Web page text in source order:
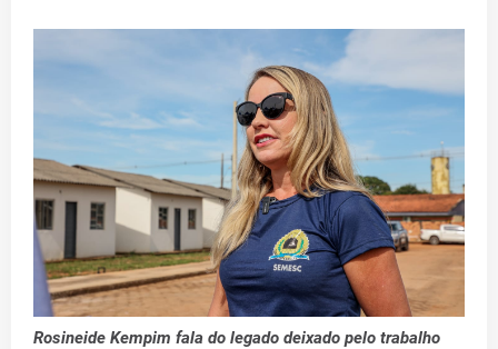
Rosineide Kempim fala do legado deixado pelo trabalho